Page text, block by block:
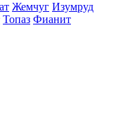
Жемчуг Изумруд
Топаз Фианит